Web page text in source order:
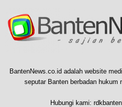
BantenNews.co.id adalah website
seputar Banten berbadan
Hubungi kami: